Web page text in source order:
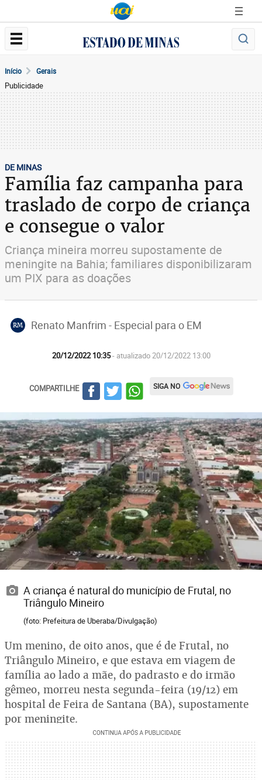
Início Gerais
Publicidade
DE MINAS
Família faz campanha para
traslado de corpo de criança
e consegue o valor
Criança mineira morreu supostamente de
meningite na Bahia; familiares disponibilizaram
um PIX para as doações
RM Renato Manfrim - Especial para o EM
20/12/2022 10:35- atualizado 20/12/2022 13:00
COMPARTILHE SIGA NO
A criança é natural do município de Frutal, no
Triângulo Mineiro
(foto: Prefeitura de Uberaba/Divulgação)
Um menino, de oito anos, que é de Frutal, no
Triângulo Mineiro, e que estava em viagem de
família ao lado a mãe, do padrasto e do irmão
gêmeo, morreu nesta segunda-feira (19/12) em
hospital de Feira de Santana (BA), supostamente
por meningite.